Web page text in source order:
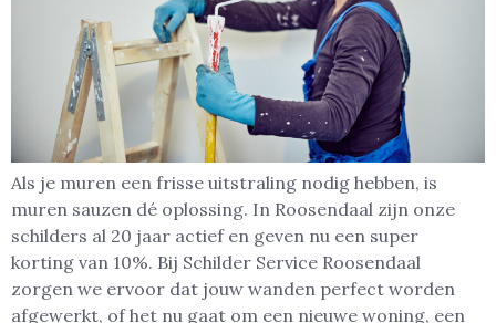
Als je muren een frisse uitstraling nodig hebben, is
muren sauzen dé oplossing. In Roosendaal zijn onze
schilders al 20 jaar actief en geven nu een super
korting van 10%. Bij Schilder Service Roosendaal
zorgen we ervoor dat jouw wanden perfect worden
afgewerkt, of het nu gaat om een nieuwe woning, een